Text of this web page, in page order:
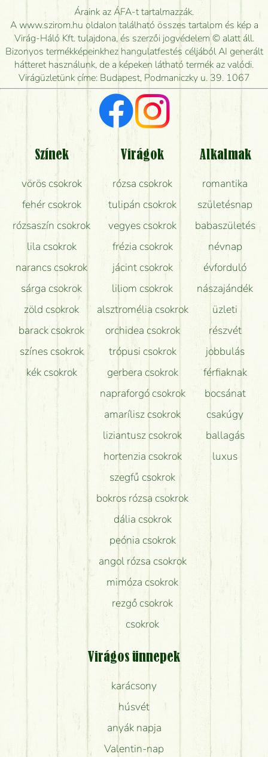
Meddig rendelhetek virágküldést úgy, hogy még ma
kiszállítsák?
Mennyire gyorsan tudják elkészíteni a csokrot, és
mikor tudják leghamarabb kiszállítani?
Vörös rózsát keresek, van önöknél?
Milyen visszajelzést kapok a virágküldésről?
Tényleg azt kapom, ami a képen van?
Mit kell tudni a virágcsokrok szállításáról?
Hogy marad a lehető legtovább friss a csokor?
Tudok adventi koszorút vásárolni boltban?
Áraink az ÁFA-t tartalmazzák.
A www.szirom.hu oldalon található összes tartalom és kép a
Virág-Háló Kft. tulajdona, és szerzői jogvédelem © alatt áll.
Bizonyos termékképeinkhez hangulatfestés céljából AI generált
hátteret használunk, de a képeken látható termék az valódi.
Virágüzletünk címe: Budapest, Podmaniczky u. 39. 1067
Színek
vörös csokrok
fehér csokrok
rózsaszín csokrok
lila csokrok
narancs csokrok
sárga csokrok
zöld csokrok
barack csokrok
színes csokrok
kék csokrok
Virágok
rózsa csokrok
tulipán csokrok
vegyes csokrok
frézia csokrok
jácint csokrok
liliom csokrok
alsztromélia csokrok
orchidea csokrok
trópusi csokrok
gerbera csokrok
napraforgó csokrok
amarílisz csokrok
liziantusz csokrok
hortenzia csokrok
szegfű csokrok
bokros rózsa csokrok
dália csokrok
peónia csokrok
angol rózsa csokrok
mimóza csokrok
rezgő csokrok
csokrok
Alkalmak
romantika
születésnap
babaszületés
névnap
évforduló
nászajándék
üzleti
részvét
jobbulás
férfiaknak
bocsánat
csakúgy
ballagás
luxus
Virágos ünnepek
karácsony
húsvét
anyák napja
Valentin-nap